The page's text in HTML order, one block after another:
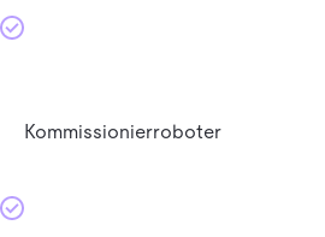
Kommissionierroboter